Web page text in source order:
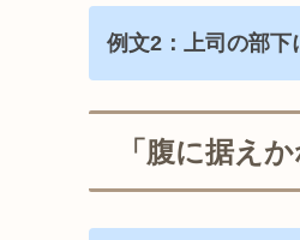
例文2：上司の部下
「腹に据え